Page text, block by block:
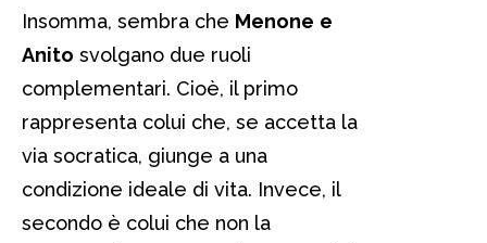
Insomma, sembra che Menone e
Anito svolgano due ruoli
complementari. Cioè, il primo
rappresenta colui che, se accetta la
via socratica, giunge a una
condizione ideale di vita. Invece, il
secondo è colui che non la